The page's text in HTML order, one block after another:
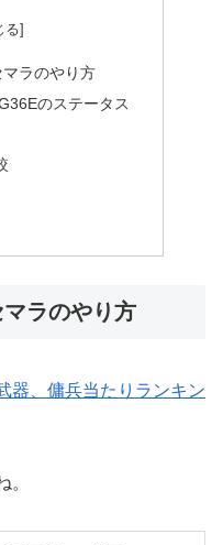
ラのやり方
のステータス
ラのやり方
器、傭兵当たりランキン
。